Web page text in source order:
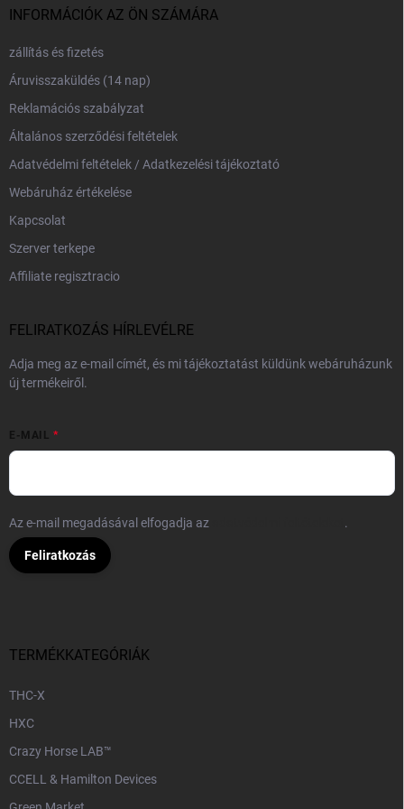
INFORMÁCIÓK AZ ÖN SZÁMÁRA
zállítás és fizetés
Áruvisszaküldés (14 nap)
Reklamációs szabályzat
Általános szerződési feltételek
Adatvédelmi feltételek / Adatkezelési tájékoztató
Webáruház értékelése
Kapcsolat
Szerver terkepe
Affiliate regisztracio
FELIRATKOZÁS HÍRLEVÉLRE
Adja meg az e-mail címét, és mi tájékoztatást küldünk webáruházunk
új termékeiről.
E-MAIL
Az e-mail megadásával elfogadja az .
Feliratkozás
TERMÉKKATEGÓRIÁK
THC-X
HXC
Crazy Horse LAB™
CCELL & Hamilton Devices